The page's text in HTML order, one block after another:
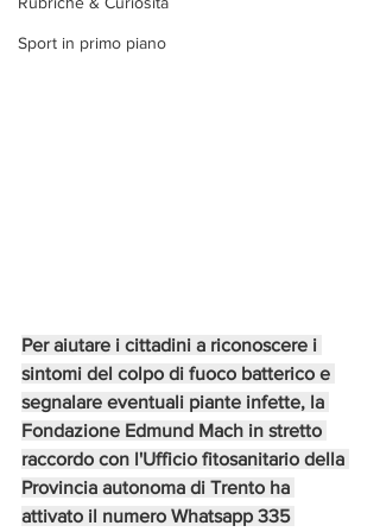
Sport in primo piano
Per aiutare i cittadini a riconoscere i
sintomi del colpo di fuoco batterico e
segnalare eventuali piante infette, la
Fondazione Edmund Mach in stretto
raccordo con l'Ufficio fitosanitario della
Provincia autonoma di Trento ha
attivato il numero Whatsapp 335